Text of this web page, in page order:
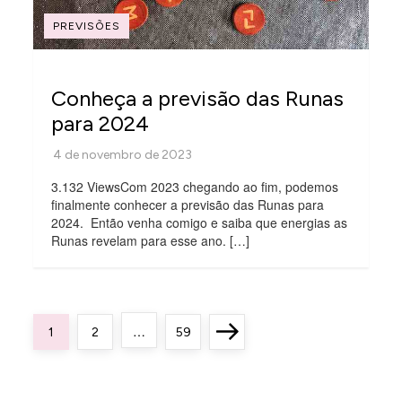
PREVISÕES
Conheça a previsão das Runas
para 2024
3.132 ViewsCom 2023 chegando ao fim, podemos
finalmente conhecer a previsão das Runas para
2024. Então venha comigo e saiba que energias as
Runas revelam para esse ano. […]
P
a
Page
1 Page
2 … Page
59 Next